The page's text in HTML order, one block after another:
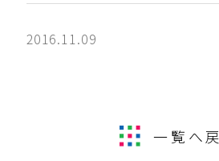
2016.11.09
一覧へ